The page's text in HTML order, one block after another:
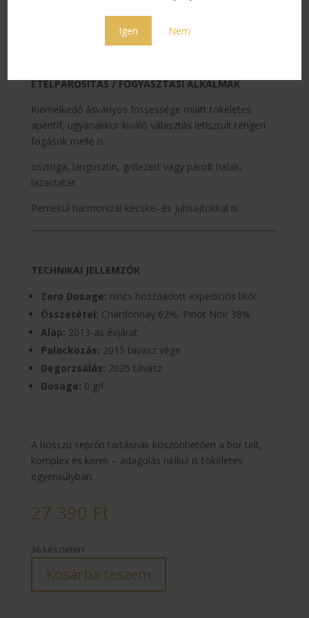
Igen Nem
ÉTELPÁROSÍTÁS / FOGYASZTÁSI ALKALMAK
Kiemelkedő ásványos frissessége miatt tökéletes
aperitif, ugyanakkor kiváló választás letisztult tengeri
fogások mellé is:
osztriga, langusztin, grillezett vagy párolt halak,
lazactatár.
Remekül harmonizál kecske- és juhsajtokkal is.
TECHNIKAI JELLEMZŐK
Zero Dosage: nincs hozzáadott expedíciós likőr
Összetétel: Chardonnay 62%, Pinot Noir 38%
Alap: 2013-as évjárat
Palackozás: 2015 tavasz vége
Degorzsálás: 2025 tavasz
Dosage: 0 g/l
A hosszú seprőn tartásnak köszönhetően a bor telt,
komplex és kerek – adagolás nélkül is tökéletes
egyensúlyban.
27 390 Ft
36 készleten
Kosárba teszem